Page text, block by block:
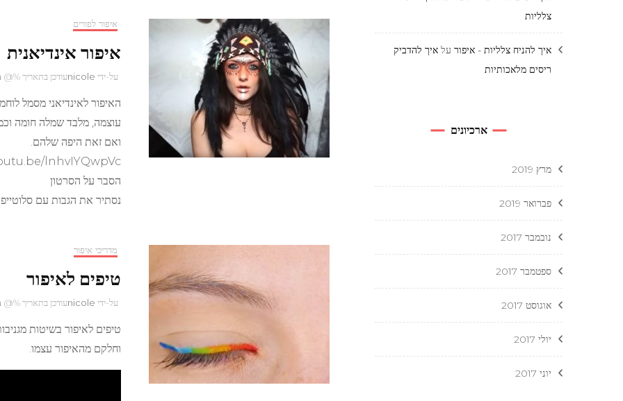
איפור לפורים
איפור אינדיאנית
על-ידי nicoleעודכן בתאריך %@
האיפור לאינדיאני מסמל
עוצמה, מלבד שמלה חומה
ואם זאת היפה שלהם.
lnhvIYQwpVc
הסבר על הסרטון
נסתיר את הגבות עם סלוטייפ
מדריכי איפור
טיפים לאיפור
על-ידי nicoleעודכן בתאריך %@
טיפים לאיפור בשיטות
וחלקם מהאיפור עצמו.
צלליות
איך להניח צלליות - איפור על איך להדביק
ריסים מלאכותיות
ארכיונים
מרץ 2019
פברואר 2019
נובמבר 2017
ספטמבר 2017
אוגוסט 2017
יולי 2017
יוני 2017